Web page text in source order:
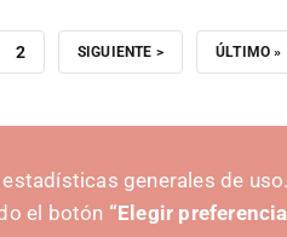
PÁGINA
2 SIGUIENTE
SIGUIENTE > ÚLTIMA
ÚLTIMO »
generales de uso.
el botón “Elegir